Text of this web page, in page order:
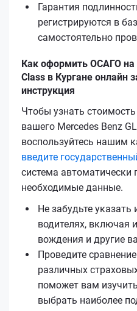
Гарантия
регистрируются в
самостоятельно
Как оформить ОСАГО на
Class в Кургане онлайн
инструкция
Чтобы узнать
вашего Mercedes Benz
воспользуйтесь нашим
введите
система автоматически
необходимые данные.
Не забудьте
водителях, включая
вождения и другие
Проведите
различных
поможет вам
выбрать наиболее